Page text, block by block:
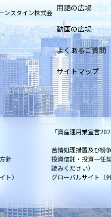
ンスタイン株式会 用語の広場
動画の広場
よくあるご質問
サイトマップ
「資産運用業宣言
苦情処理措置及び紛
針
投資信託・投資一任
読みください）
ト） グローバルサイト（